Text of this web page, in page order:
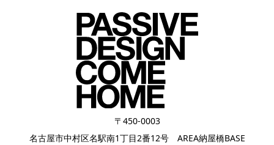
〒450-0003
名古屋市中村区名駅南1丁目2番12号 AREA納屋橋BASE